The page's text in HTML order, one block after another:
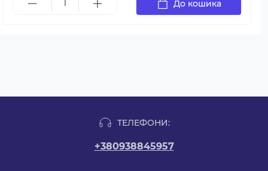
До кошика
ТЕЛЕФОНИ:
+380938845957